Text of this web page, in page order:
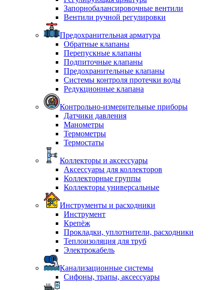
Запорнобалансировочные вентили
Вентили ручной регулировки
Предохранительная арматура
Обратные клапаны
Перепускные клапаны
Подпиточные клапаны
Предохранительные клапаны
Системы контроля протечки воды
Редукционные клапана
Контрольно-измерительные приборы
Датчики давления
Манометры
Термометры
Термостаты
Коллекторы и аксессуары
Аксессуары для коллекторов
Коллекторные группы
Коллекторы универсальные
Инструменты и расходники
Инструмент
Крепёж
Прокладки, уплотнители, расходники
Теплоизоляция для труб
Электрокабель
Канализационные системы
Сифоны, трапы, аксессуары